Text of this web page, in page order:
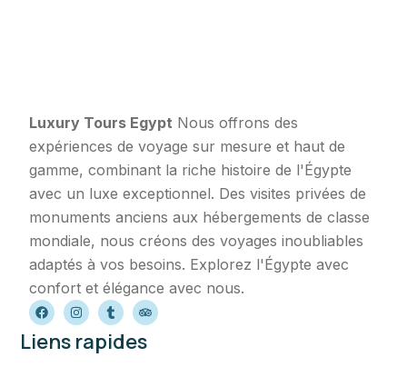
Luxury Tours Egypt Nous offrons des
expériences de voyage sur mesure et haut de
gamme, combinant la riche histoire de l'Égypte
avec un luxe exceptionnel. Des visites privées de
monuments anciens aux hébergements de classe
mondiale, nous créons des voyages inoubliables
adaptés à vos besoins. Explorez l'Égypte avec
confort et élégance avec nous.
Liens rapides